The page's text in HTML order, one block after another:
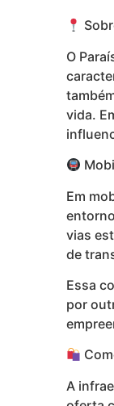
O
vida.
Em
vias
de
Essa
por
A